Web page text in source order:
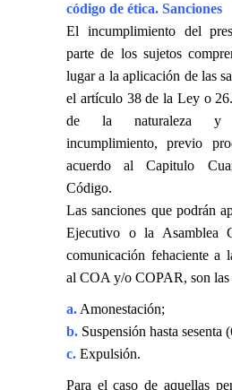
código de ética. Sanciones
El incumplimiento del
parte de los sujetos
lugar a la aplicación de las
el artículo 38 de la Ley o
de la naturaleza y
incumplimiento, previo
acuerdo al Capitulo
Código.
Las sanciones que podrán
Ejecutivo o la Asamblea
comunicación fehaciente a
al COA y/o COPAR, son las
a. Amonestación;
b. Suspensión hasta sesenta
c. Expulsión.
Para el caso de aquellas